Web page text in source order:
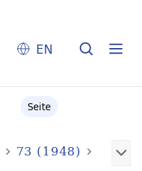
EN
Seite
73 (1948)